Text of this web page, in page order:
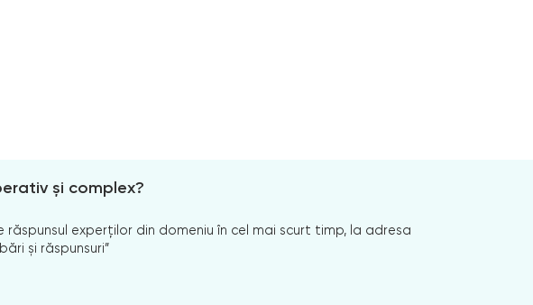
și complex?
experților din domeniu în cel mai scurt timp, la adresa
și răspunsuri”